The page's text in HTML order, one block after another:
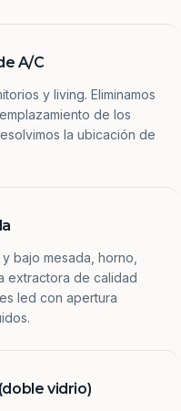
A/C
y living. Eliminamos
de los
la ubicación de
bajo mesada, horno,
extractora de calidad
led con apertura
vidrio)